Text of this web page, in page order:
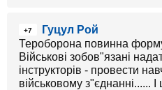
+7
Гуцул Рой
Тероборона повинна
Військові зобов"язані
інструкторів - провести
військовому з"єднанні......